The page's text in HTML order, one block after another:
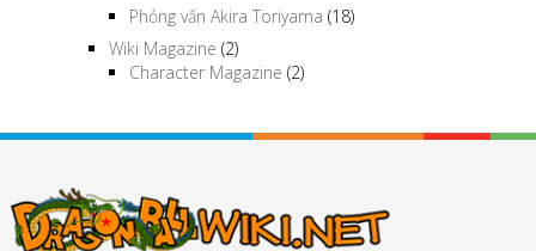
Phỏng vấn Akira Toriyama (18)
Wiki Magazine (2)
Character Magazine (2)